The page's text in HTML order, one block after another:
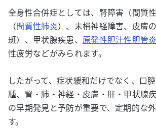
全身性合併症としては、腎障害（間質
（間質性肺炎）、末梢神経障害、皮膚
斑）、甲状腺疾患、 原発性胆汁性胆管炎
性疲労などがみられます。
したがって、症状緩和だけでなく、口
腫、腎・肺・神経・皮膚・肝・甲状腺
の早期発見と予防が重要で、定期的な
す。